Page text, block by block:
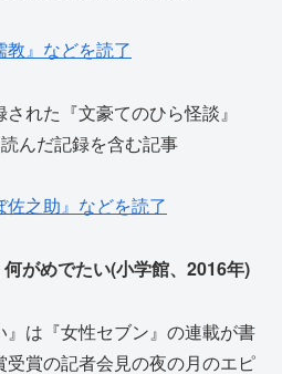
』などを読了
れた『文豪てのひら怪談』
んだ記録を含む記事
之助』などを読了
がめでたい(小学館、2016年)
』は『女性セブン』の連載が書
賞の記者会見の夜の月のエピ